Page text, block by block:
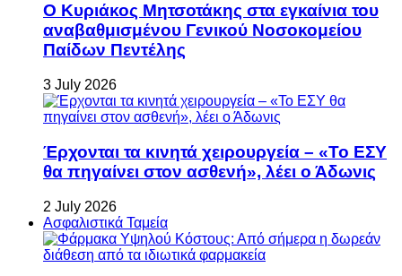
Ο Κυριάκος Μητσοτάκης στα εγκαίνια του
αναβαθμισμένου Γενικού Νοσοκομείου
Παίδων Πεντέλης
3 July 2026
Έρχονται τα κινητά χειρουργεία – «Το ΕΣΥ
θα πηγαίνει στον ασθενή», λέει ο Άδωνις
2 July 2026
Ασφαλιστικά Ταμεία